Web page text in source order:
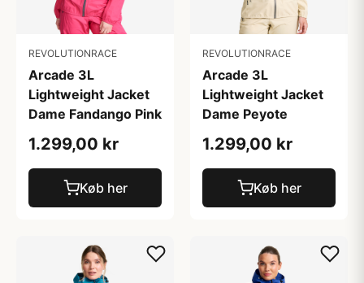
REVOLUTIONRACE
Arcade 3L
Lightweight Jacket
Dame Fandango Pink
1.299,00 kr
Køb her
REVOLUTIONRACE
Arcade 3L
Lightweight Jacket
Dame Peyote
1.299,00 kr
Køb her